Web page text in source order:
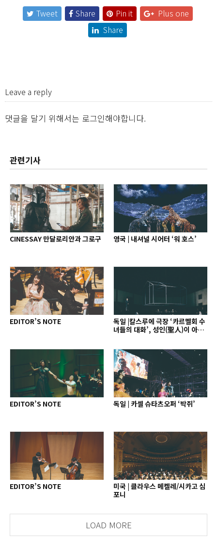
Tweet Share Pin it
Plus one
Share
Leave a reply
댓글을 달기 위해서는 로그인해야합니다.
관련기사
CINESSAY 만달로리안과 그로구 영국 | 내셔널 시어터 ‘워 호스’
EDITOR’S NOTE
독일 |칼스루에 극장 ‘카르멜회 수
녀들의 대화’, 성인(聖人)이 아닌
EDITOR’S NOTE 독일 | 카셀 슈타츠오퍼 ‘박쥐’
EDITOR’S NOTE
미국 | 클라우스 메켈레/시카고 심
포니
LOAD MORE